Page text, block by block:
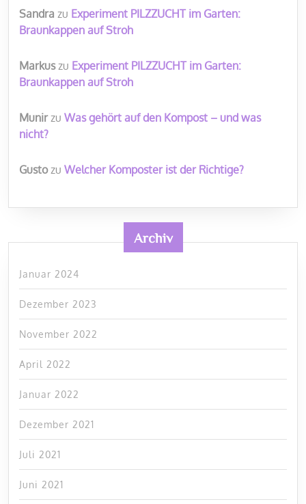
Sandra zu Experiment PILZZUCHT im Garten:
Braunkappen auf Stroh
Markuszu Experiment PILZZUCHT im Garten:
Braunkappen auf Stroh
Munirzu Was gehört auf den Kompost – und was
nicht?
Gustozu Welcher Komposter ist der Richtige?
Archiv
Januar 2024
Dezember 2023
November 2022
April 2022
Januar 2022
Dezember 2021
Juli 2021
Juni 2021